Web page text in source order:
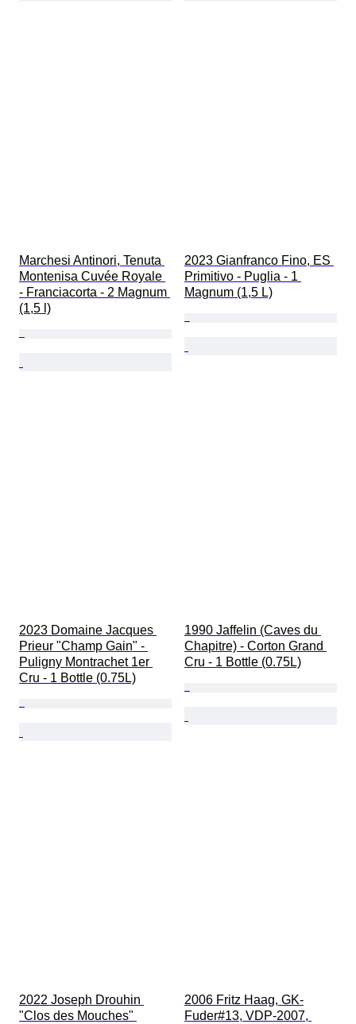
Marchesi Antinori, Tenuta
Montenisa Cuvée Royale
- Franciacorta - 2 Magnum
(1,5 l)
2023 Gianfranco Fino, ES
Primitivo - Puglia - 1
Magnum (1,5 L)
2023 Domaine Jacques
Prieur "Champ Gain" -
Puligny Montrachet 1er
Cru - 1 Bottle (0.75L)
1990 Jaffelin (Caves du
Chapitre) - Corton Grand
Cru - 1 Bottle (0.75L)
2022 Joseph Drouhin
"Clos des Mouches"
2006 Fritz Haag, GK-
Fuder#13, VDP-2007,